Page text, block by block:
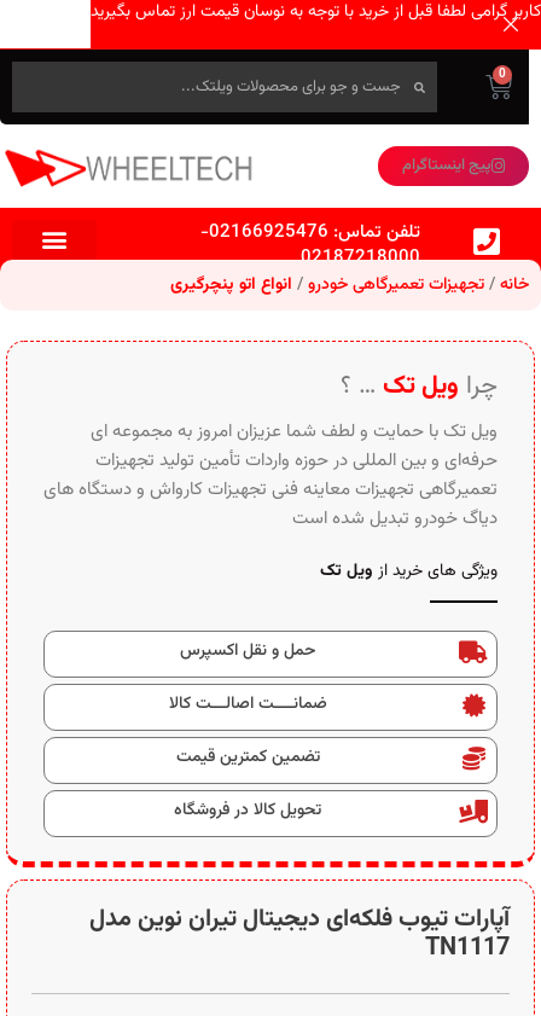
0
پیج اینستاگرام
تلفن تماس: 02166925476
-
02187218000
خانه تجهیزات تعمیرگاهی خودرو انواع اتو پنچرگیری
آپارات تیوب فلکه‌ای دیجیتال تیران نوین مدل
TN1117
چرا ویل تک … ؟
ویل تک با حمایت و لطف شما عزیزان امروز به مجموعه ای
حرفه‌ای و بین‌ المللی در حوزه واردات تأمین تولید تجهیزات
تعمیرگاهی تجهیزات معاینه فنی تجهیزات کارواش و دستگاه های
دیاگ خودرو تبدیل شده است
ویژگی های خرید از ویل تک
حمل و نقل اکسپرس
ضمانــــت اصالـــت کالا
تضمین کمترین قیمت
تحویل کالا در فروشگاه
کاربر گرامی لطفا قبل از خرید با توجه به نوسان قیمت ارز تماس بگیرید